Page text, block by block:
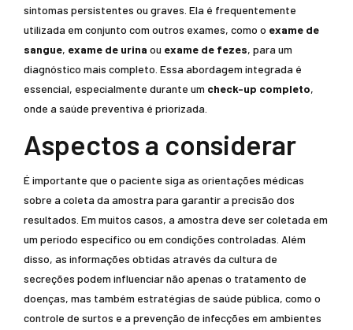
sintomas persistentes ou graves. Ela é frequentemente
utilizada em conjunto com outros exames, como o exame de
sangue, exame de urina ou exame de fezes, para um
diagnóstico mais completo. Essa abordagem integrada é
essencial, especialmente durante um check-up completo,
onde a saúde preventiva é priorizada.
Aspectos a considerar
É importante que o paciente siga as orientações médicas
sobre a coleta da amostra para garantir a precisão dos
resultados. Em muitos casos, a amostra deve ser coletada em
um período específico ou em condições controladas. Além
disso, as informações obtidas através da cultura de
secreções podem influenciar não apenas o tratamento de
doenças, mas também estratégias de saúde pública, como o
controle de surtos e a prevenção de infecções em ambientes